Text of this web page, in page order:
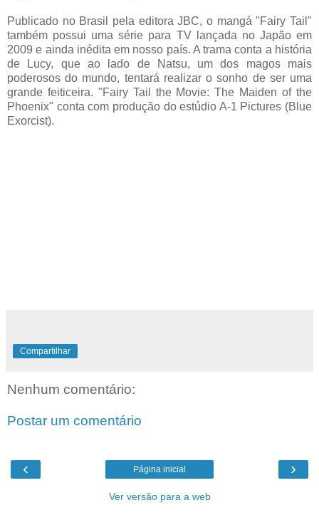
Publicado no Brasil pela editora JBC, o mangá "Fairy Tail"
também possui uma série para TV lançada no Japão em
2009 e ainda inédita em nosso país. A trama conta a história
de Lucy, que ao lado de Natsu, um dos magos mais
poderosos do mundo, tentará realizar o sonho de ser uma
grande feiticeira. "Fairy Tail the Movie: The Maiden of the
Phoenix" conta com produção do estúdio A-1 Pictures (Blue
Exorcist).
Compartilhar
Nenhum comentário:
Postar um comentário
‹ ›
Página inicial
Ver versão para a web